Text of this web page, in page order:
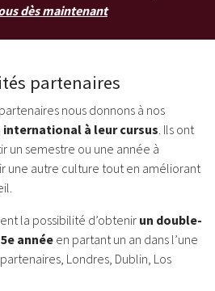
dès maintenant
partenaires
nous donnons à nos
international à leur cursus. Ils ont
un semestre ou une année à
une autre culture tout en améliorant
la possibilité d’obtenir un double-
année en partant un an dans l’une
Londres, Dublin, Los